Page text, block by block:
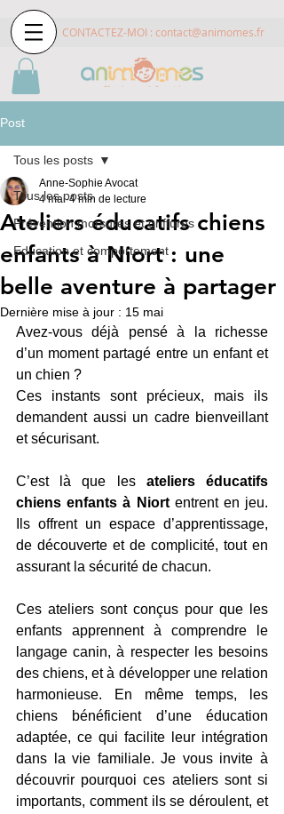
CONTACTEZ-MOI : contact@animomes.fr
Post
Tous les posts
Prévention morsures et griffures
Education et comportement
Tous les posts
Ateliers éducatifs chiens
enfants à Niort : une
belle aventure à partager
Anne-Sophie Avocat
4 mai 4 min de lecture
Dernière mise à jour : 15 mai
Avez-vous déjà pensé à la richesse
d’un moment partagé entre un enfant et
un chien ?
Ces instants sont précieux, mais ils
demandent aussi un cadre bienveillant
et sécurisant.
C’est là que les ateliers éducatifs
chiens enfants à Niort entrent en jeu.
Ils offrent un espace d’apprentissage,
de découverte et de complicité, tout en
assurant la sécurité de chacun.
Ces ateliers sont conçus pour que les
enfants apprennent à comprendre le
langage canin, à respecter les besoins
des chiens, et à développer une relation
harmonieuse. En même temps, les
chiens bénéficient d’une éducation
adaptée, ce qui facilite leur intégration
dans la vie familiale. Je vous invite à
découvrir pourquoi ces ateliers sont si
importants, comment ils se déroulent, et